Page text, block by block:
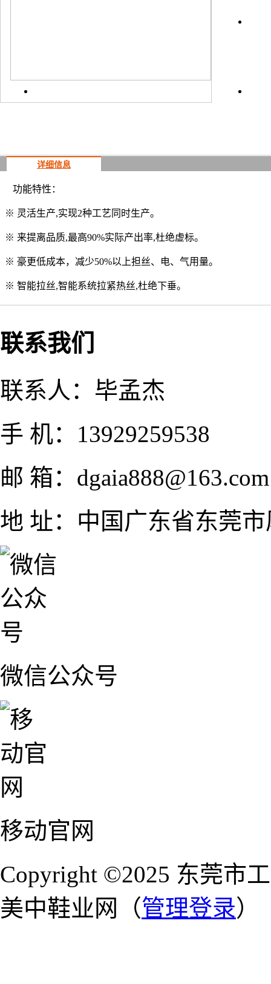
详细信息
功能特性：
※ 灵活生产,实现2种工艺同时生产。
※ 来提离品质,最高90%实际产出率,杜绝虚标。
※ 豪更低成本，减少50%以上担丝、电、气用量。
※ 智能拉丝,智能系统拉紧热丝,杜绝下垂。
联系我们
联系人：毕孟杰
手 机：13929259538
邮 箱：dgaia888@163.com
地 址：中国广东省东莞
微信公众号
移动官网
Copyright ©2025 东莞市
美中鞋业网（管理登录）